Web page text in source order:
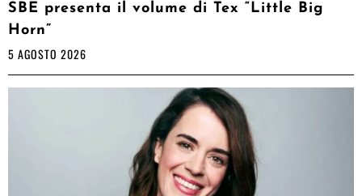
SBE presenta il volume di Tex “Little Big
Horn”
5 AGOSTO 2026